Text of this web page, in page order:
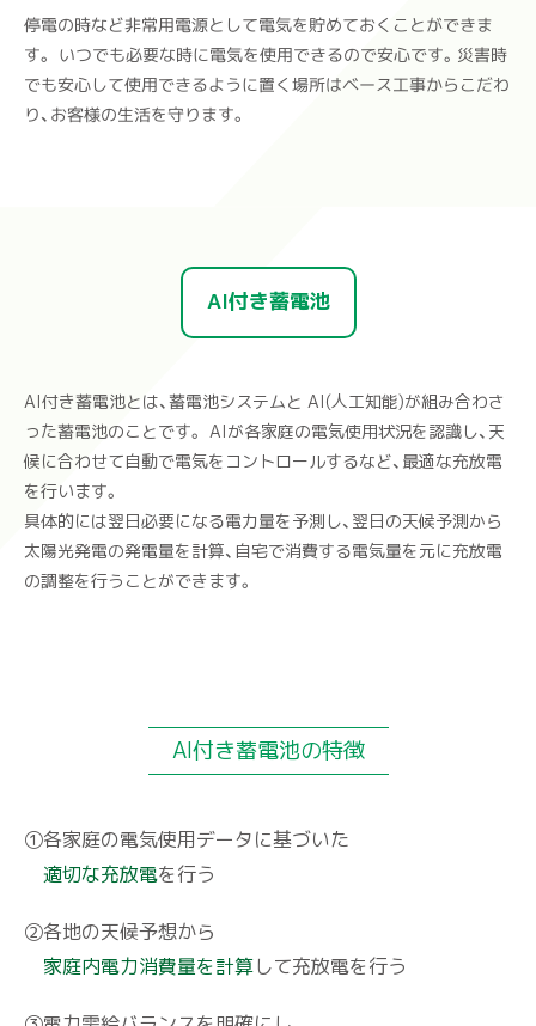
停電の時など非常用電源として電気を貯めておくことができま
す。 いつでも必要な時に電気を使用できるので安心です。 災害時
でも安心して使用できるように置く場所はベース工事からこだわ
り、お客様の生活を守ります。
AI付き蓄電池
AI付き蓄電池とは、蓄電池システムと AI(人工知能)が組み合わさ
った蓄電池のことです。 AIが各家庭の電気使用状況を認識し、天
候に合わせて自動で電気をコントロールするなど、最適な充放電
を行います。
具体的には翌日必要になる電力量を予測し、翌日の天候予測から
太陽光発電の発電量を計算、自宅で消費する電気量を元に充放電
の調整を行うことができます。
AI付き蓄電池の特徴
①各家庭の電気使用データに基づいた
適切な充放電を行う
②各地の天候予想から
家庭内電力消費量を計算して充放電を行う